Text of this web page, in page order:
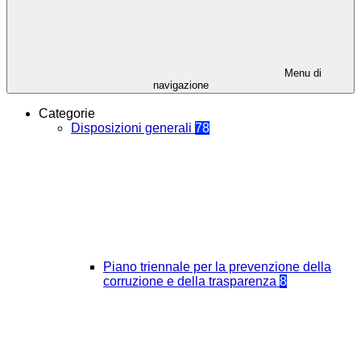
Menu di
navigazione
Categorie
Disposizioni generali 78
Piano triennale per la prevenzione della
corruzione e della trasparenza 8